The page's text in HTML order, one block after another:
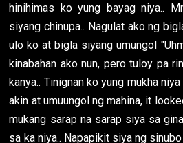
hinihimas ko yung bayag niya..
siyang chinupa.. Nagulat ako ng
ulo ko at bigla siyang umungol
kinabahan ako nun, pero tuloy pa
kanya.. Tinignan ko yung mukha
akin at umuungol ng mahina, it
mukang sarap na sarap siya sa
sa ka niya.. Napapikit siya ng